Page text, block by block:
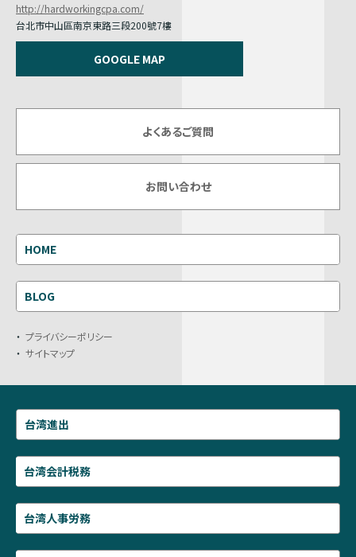
http://hardworkingcpa.com/
台北市中山區南京東路三段200號7樓
GOOGLE MAP
よくあるご質問
お問い合わせ
HOME
BLOG
プライバシーポリシー
サイトマップ
台湾進出
台湾会計税務
台湾人事労務